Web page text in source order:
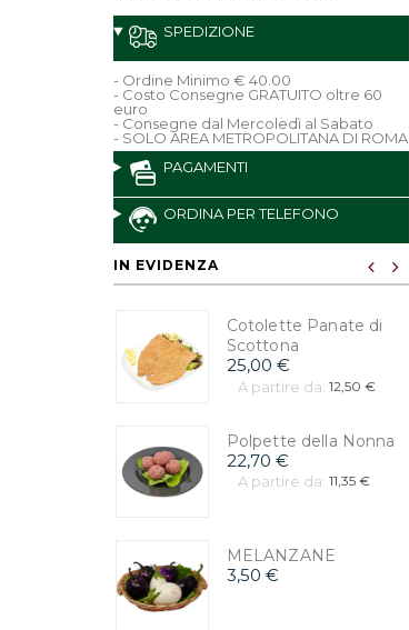
SPEDIZIONE
- Ordine Minimo € 40.00
- Costo Consegne GRATUITO oltre 60
euro
- Consegne dal Mercoledì al Sabato
- SOLO AREA METROPOLITANA DI ROMA
PAGAMENTI
ORDINA PER TELEFONO
IN EVIDENZA
Cotolette Panate di
Scottona
25,00 €
A partire da: 12,50 €
Polpette della Nonna
22,70 €
A partire da: 11,35 €
MELANZANE
3,50 €